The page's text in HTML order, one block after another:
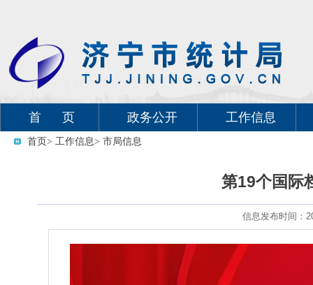
首 页 政务公开 工作信息
首页> 工作信息> 市局信息
第19个国际
信息发布时间：